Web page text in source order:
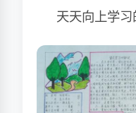
天天向上学